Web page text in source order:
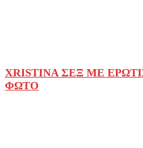
XRISTINA ΣΕΞ ΜΕ
ΦΩΤΟ